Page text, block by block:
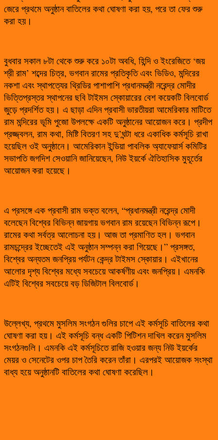
জেরে প্রথমে অনুষ্ঠান বাতিলের কথা ঘোষণা করা হয়, পরে তা ফের শুরু
করা হয়।
বুধবার সকাল ৮টা থেকে শুরু করে ১০টা অবধি, হিন্দি ও ইংরেজিতে ‘জয়
শ্রী রাম’ শব্দের চিত্র, ভগবান রামের প্রতিকৃতি এবং ভিডিও, মন্দিরের
নকশা এবং স্থাপত্যের থ্রিডির পাশাপাশি প্রধানমন্ত্রী নরেন্দ্র মোদীর
ভিত্তিপ্রস্তর স্থাপনের ছবি টাইমস স্কোয়ারের বেশ কয়েকটি বিলবোর্ড
জুড়ে প্রদর্শিত হয়। এ ছাড়া এদিন প্রবাসী ভারতীয়রা আমেরিকার মাটিতে
রাম মন্দিরের ভূমি পুজো উপলক্ষে একটি অনুষ্ঠানের আয়োজন করে। প্রদীপ
প্রজ্জ্বলন, রাম কথা, মিষ্টি বিতরণ সহ দু’ঘন্টা ধরে একাধিক কর্মসূচি রাখা
হয়েছিল ওই অনুষ্ঠানে। আমেরিকান ইন্ডিয়া পাবলিক অ্যাফেয়ার্স কমিটির
সভাপতি জগদিশ সেওয়ানি জানিয়েছেন, নিউ ইয়র্কে ঐতিহাসিক মুহূর্তের
আয়োজন করা হয়েছে।
এ প্রসঙ্গে এক প্রবাসী রাম ভক্ত বলেন, “প্রধানমন্ত্রী নরেন্দ্র মোদী
বলেছেন বিশ্বের বিভিন্ন জায়গায় ভগবান রাম রয়েছেন বিভিন্ন রূপে।
রামের কথা সর্বত্র আলোচনা হয়। আজ তা প্রমাণিত হল। ভগবান
রামচন্দ্রের ইচ্ছেতেই এই অনুষ্ঠান সম্পন্ন করা গিয়েছে।” প্রসঙ্গত,
বিশ্বের অন্যতম জনপ্রিয় পর্যটন কেন্দ্র টাইমস স্কোয়ার। এইখানের
আলোর দৃশ্য বিশ্বের মধ্যে সবচেয়ে আকর্ষণীয় এবং জনপ্রিয়। এমনকি
এটিই বিশ্বের সবচেয়ে বড় ডিজিটাল বিলবোর্ড।
উল্লেখ্য, প্রথমে মুসলিম সংগঠন গুলির চাপে এই কর্মসূচি বাতিলের কথা
ঘোষণা করা হয়। এই কর্মসূচি বন্ধ একটি পিটিশন দাখিল করেন মুসলিম
সংগঠনগুলি। এমনকি এই কর্মসূচিতে রাজি হওয়ার জন্য নিউ ইয়র্কের
মেয়র ও সেনেটের ওপর চাপ তৈরি করেন তাঁরা। এরপরই আয়োজক সংস্থা
বাধ্য হয়ে অনুষ্ঠানটি বাতিলের কথা ঘোষণা করেছিল।